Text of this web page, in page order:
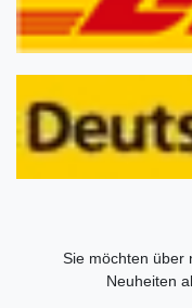
Sie möchten über
Neuheiten